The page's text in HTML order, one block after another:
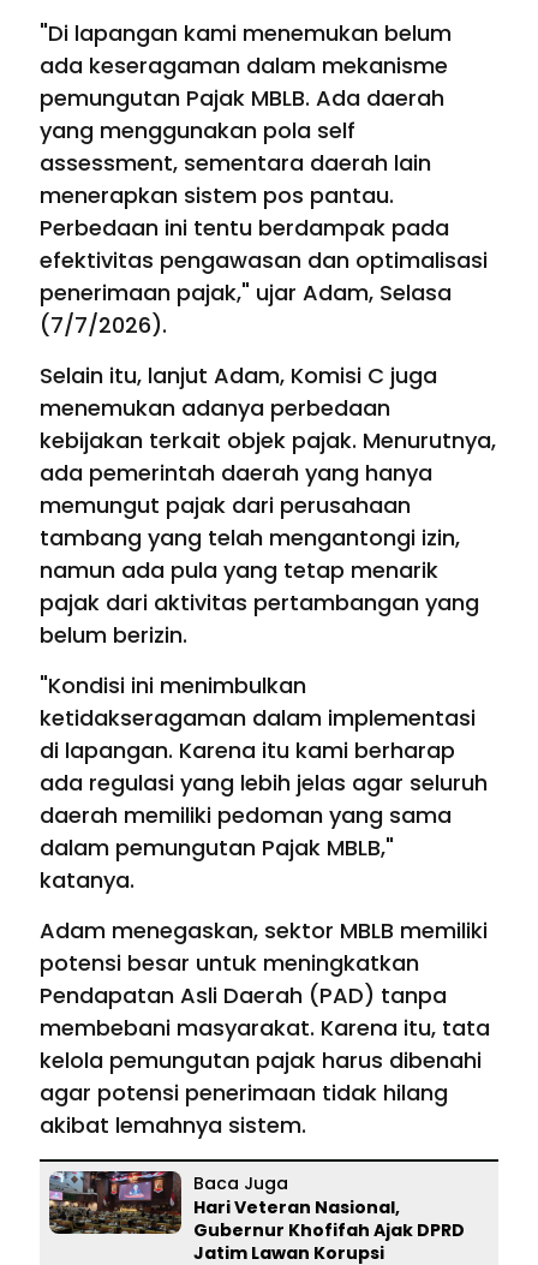
"Di lapangan kami menemukan belum
ada keseragaman dalam mekanisme
pemungutan Pajak MBLB. Ada daerah
yang menggunakan pola self
assessment, sementara daerah lain
menerapkan sistem pos pantau.
Perbedaan ini tentu berdampak pada
efektivitas pengawasan dan optimalisasi
penerimaan pajak," ujar Adam, Selasa
(7/7/2026).
Selain itu, lanjut Adam, Komisi C juga
menemukan adanya perbedaan
kebijakan terkait objek pajak. Menurutnya,
ada pemerintah daerah yang hanya
memungut pajak dari perusahaan
tambang yang telah mengantongi izin,
namun ada pula yang tetap menarik
pajak dari aktivitas pertambangan yang
belum berizin.
"Kondisi ini menimbulkan
ketidakseragaman dalam implementasi
di lapangan. Karena itu kami berharap
ada regulasi yang lebih jelas agar seluruh
daerah memiliki pedoman yang sama
dalam pemungutan Pajak MBLB,"
katanya.
Adam menegaskan, sektor MBLB memiliki
potensi besar untuk meningkatkan
Pendapatan Asli Daerah (PAD) tanpa
membebani masyarakat. Karena itu, tata
kelola pemungutan pajak harus dibenahi
agar potensi penerimaan tidak hilang
akibat lemahnya sistem.
Baca Juga
Hari Veteran Nasional,
Gubernur Khofifah Ajak DPRD
Jatim Lawan Korupsi